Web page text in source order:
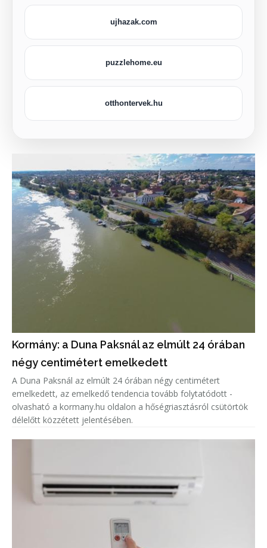
ujhazak.com
puzzlehome.eu
otthontervek.hu
Kormány: a Duna Paksnál az elmúlt 24 órában
négy centimétert emelkedett
A Duna Paksnál az elmúlt 24 órában négy centimétert
emelkedett, az emelkedő tendencia tovább folytatódott -
olvasható a kormany.hu oldalon a hőségriasztásról csütörtök
délelőtt közzétett jelentésében.